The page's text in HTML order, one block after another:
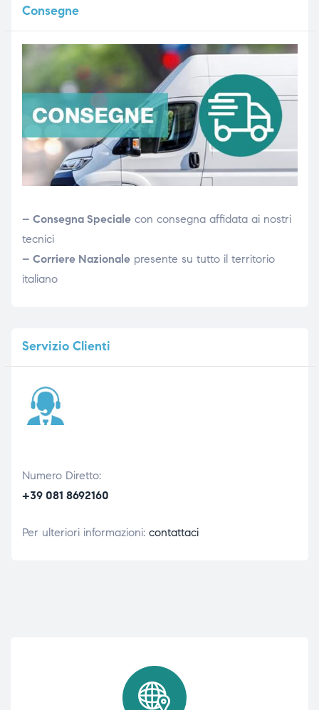
Consegne
– Consegna Specialecon consegna affidata ai nostri
tecnici
– Corriere Nazionalepresente su tutto il territorio
italiano
ServizioClienti
Numero Diretto:
+39 081 8692160
Per ulteriori informazioni: contattaci